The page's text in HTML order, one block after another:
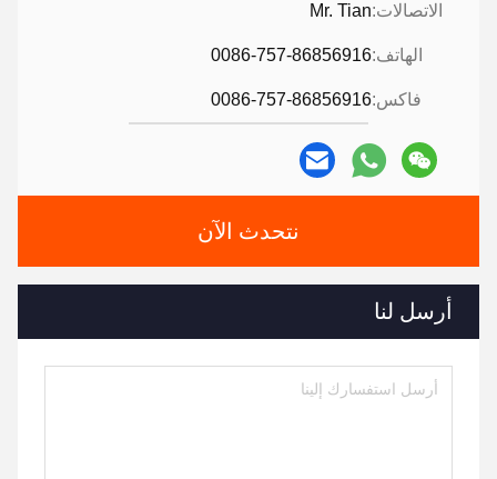
الاتصالات:Mr. Tian
الهاتف:0086-757-86856916
فاكس:0086-757-86856916
نتحدث الآن
أرسل لنا